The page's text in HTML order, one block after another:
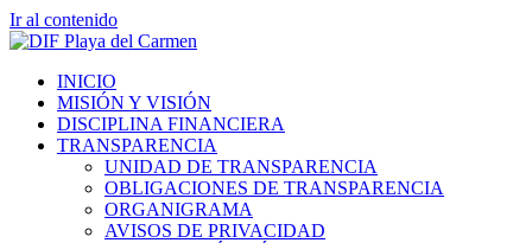
Ir al contenido
INICIO
MISIÓN Y VISIÓN
DISCIPLINA FINANCIERA
TRANSPARENCIA
UNIDAD DE TRANSPARENCIA
OBLIGACIONES DE TRANSPARENCIA
ORGANIGRAMA
AVISOS DE PRIVACIDAD